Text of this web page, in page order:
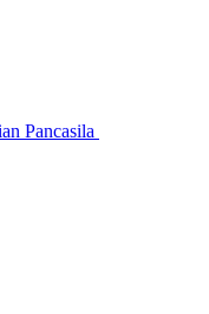
Pancasila